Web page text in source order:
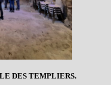
DES TEMPLIERS.